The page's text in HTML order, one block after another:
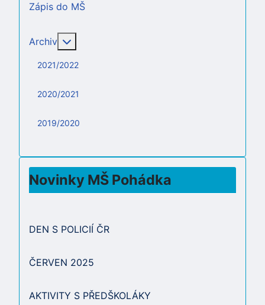
Zápis do MŠ
Archiv
2021/2022
2020/2021
2019/2020
Novinky MŠ Pohádka
DEN S POLICIÍ ČR
ČERVEN 2025
AKTIVITY S PŘEDŠKOLÁKY